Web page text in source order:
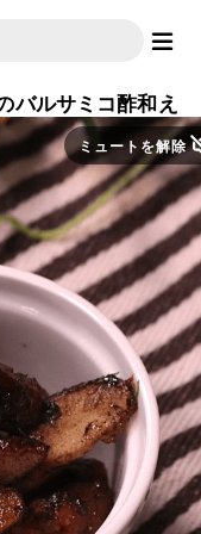
バルサミコ酢和え
ミュートを解除